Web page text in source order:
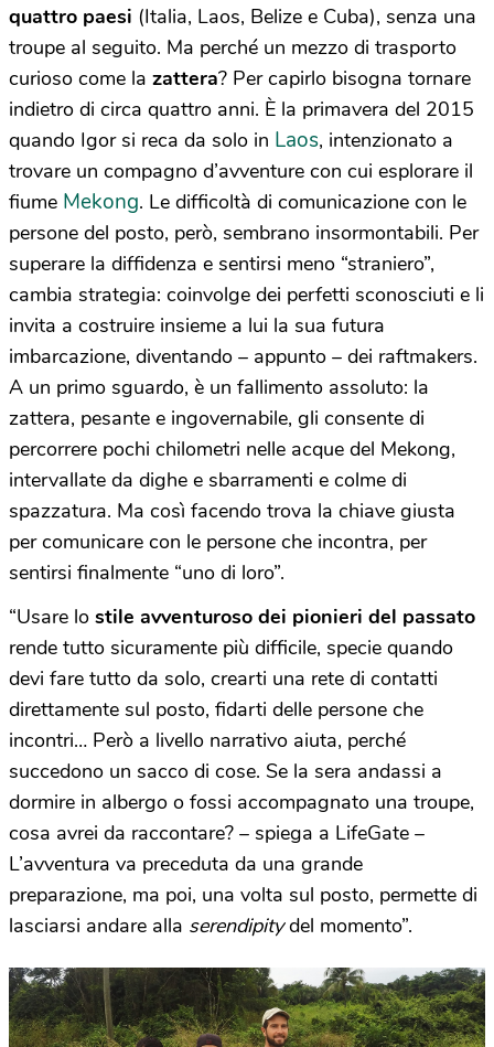
quattro paesi (Italia, Laos, Belize e Cuba), senza una
troupe al seguito. Ma perché un mezzo di trasporto
curioso come la zattera? Per capirlo bisogna tornare
indietro di circa quattro anni. È la primavera del 2015
quando Igor si reca da solo in Laos, intenzionato a
trovare un compagno d’avventure con cui esplorare il
fiume Mekong. Le difficoltà di comunicazione con le
persone del posto, però, sembrano insormontabili. Per
superare la diffidenza e sentirsi meno “straniero”,
cambia strategia: coinvolge dei perfetti sconosciuti e li
invita a costruire insieme a lui la sua futura
imbarcazione, diventando – appunto – dei raftmakers.
A un primo sguardo, è un fallimento assoluto: la
zattera, pesante e ingovernabile, gli consente di
percorrere pochi chilometri nelle acque del Mekong,
intervallate da dighe e sbarramenti e colme di
spazzatura. Ma così facendo trova la chiave giusta
per comunicare con le persone che incontra, per
sentirsi finalmente “uno di loro”.
“Usare lo stile avventuroso dei pionieri del passato
rende tutto sicuramente più difficile, specie quando
devi fare tutto da solo, crearti una rete di contatti
direttamente sul posto, fidarti delle persone che
incontri… Però a livello narrativo aiuta, perché
succedono un sacco di cose. Se la sera andassi a
dormire in albergo o fossi accompagnato una troupe,
cosa avrei da raccontare? – spiega a LifeGate –
L’avventura va preceduta da una grande
preparazione, ma poi, una volta sul posto, permette di
lasciarsi andare alla serendipitydel momento”.